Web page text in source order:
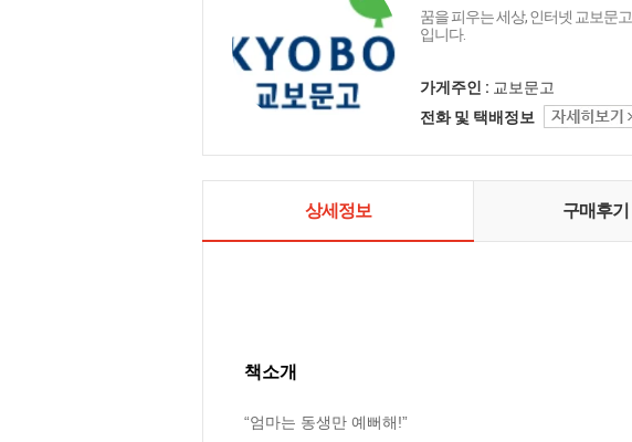
꿈을 피우는 세상, 인터넷 교보문고
입니다.
가게주인 : 교보문고
전화 및 택배정보
상세정보 구매후기
책소개
“엄마는 동생만 예뻐해!”